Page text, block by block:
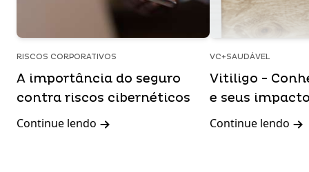
RISCOS CORPORATIVOS
A importância do seguro
contra riscos cibernéticos
Continue lendo
VC+SAUDÁVEL
Vitiligo -
e seus
Continue lendo